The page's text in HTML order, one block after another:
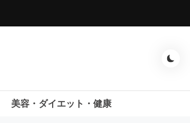
美容・ダイエット・健康